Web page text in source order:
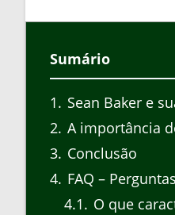
Sumário
1
Sean Baker e
2 A importância
3 Conclusão
4 FAQ –
4.1
O que